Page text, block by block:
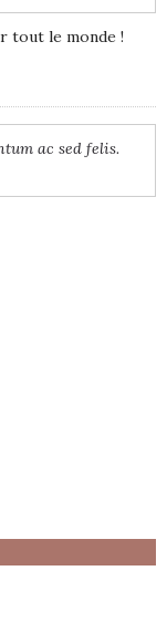
tout le monde !
ac sed felis.